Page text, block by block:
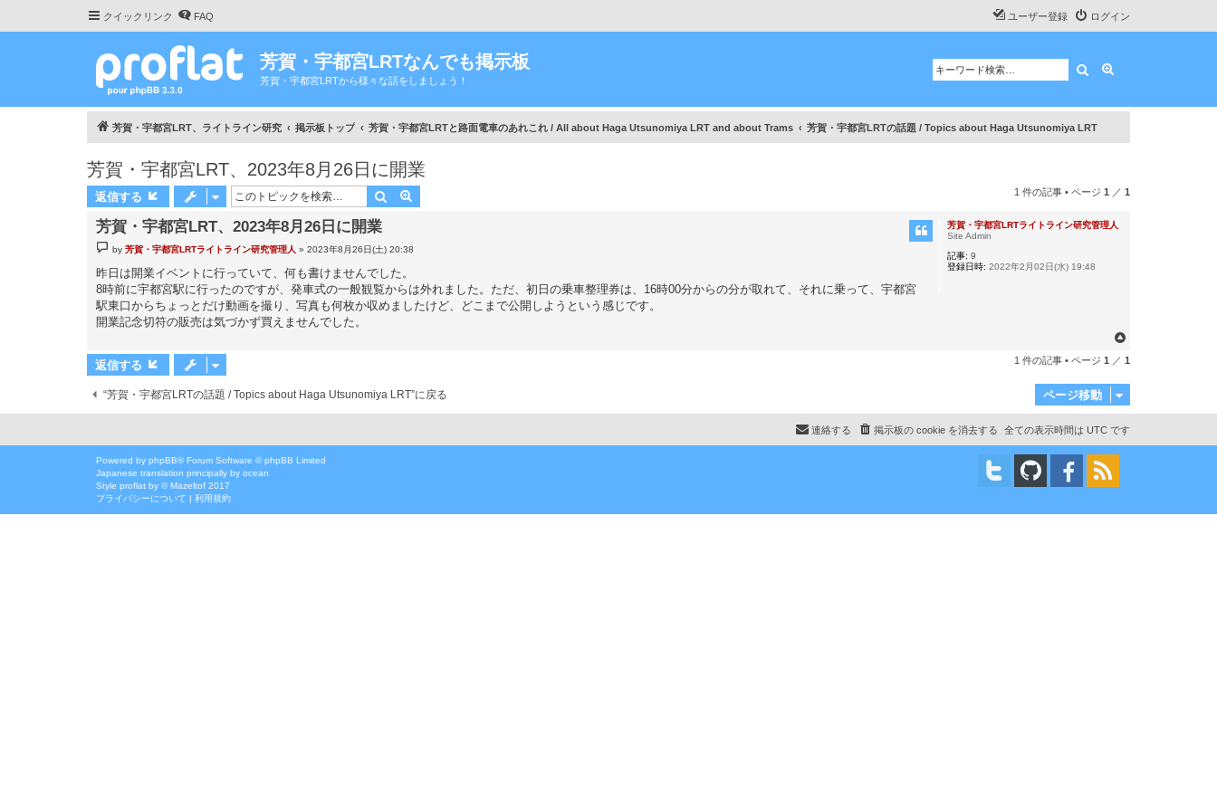
クイックリンク FAQ ログイン
ユーザー登録
芳賀・宇都宮LRTなんでも掲示板
芳賀・宇都宮LRTから様々な話をしましょう！
検索
芳賀・宇都宮LRT、ライトライン研究 掲示板トップ 芳賀・宇都宮LRTと路面電車のあれこれ / All about Haga Utsunomiya LRT and about Trams 芳賀・宇都宮LRTの話題 / Topics about Haga Utsunomiya LRT
芳賀・宇都宮LRT、2023年8月26日に開業
返信する 検索 1 件の記事 • ページ 1 ／ 1
芳賀・宇都宮LRTライトライン研究管理人
Site Admin
記事: 9
登録日時: 2022年2月02日(水) 19:48
芳賀・宇都宮LRT、2023年8月26日に開業
投
稿
記
事
by芳賀・宇都宮LRTライトライン研究管理人 »2023年8月26日(土) 20:38
昨日は開業イベントに行っていて、何も書けませんでした。
8時前に宇都宮駅に行ったのですが、発車式の一般観覧からは外れました。ただ、初日の乗車整理券は、16時00分からの分が取れて、それに乗って、宇都宮
駅東口からちょっとだけ動画を撮り、写真も何枚か収めましたけど、どこまで公開しようという感じです。
開業記念切符の販売は気づかず買えませんでした。
ジ
ト
プ
返信する 1 件の記事 • ページ 1 ／ 1
“芳賀・宇都宮LRTの話題 / Topics about Haga Utsunomiya LRT”に戻る ページ移動
全ての表示時間は UTC です
掲示板の cookie を消去する
連絡する
Powered by phpBB® Forum Software © phpBB Limited
Japanese translation principally by ocean
Style proflat by ©Mazeltof 2017
プライバシーについて | 利用規約